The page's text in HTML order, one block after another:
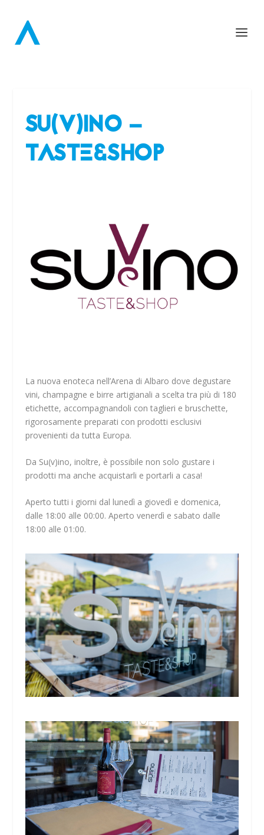
SU(V)INO –
TASTE&SHOP
La nuova enoteca nell’Arena di Albaro dove degustare
vini, champagne e birre artigianali a scelta tra più di 180
etichette, accompagnandoli con taglieri e bruschette,
rigorosamente preparati con prodotti esclusivi
provenienti da tutta Europa.
Da Su(v)ino, inoltre, è possibile non solo gustare i
prodotti ma anche acquistarli e portarli a casa!
Aperto tutti i giorni dal lunedì a giovedì e domenica,
dalle 18:00 alle 00:00. Aperto venerdì e sabato dalle
18:00 alle 01:00.